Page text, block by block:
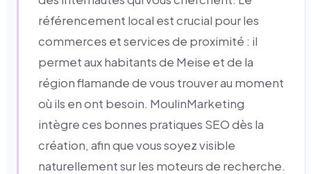
référencement local est crucial pour les
commerces et services de proximité : il
permet aux habitants de Meise et de la
région flamande de vous trouver au moment
où ils en ont besoin. MoulinMarketing
intègre ces bonnes pratiques SEO dès la
création, afin que vous soyez visible
naturellement sur les moteurs de recherche.